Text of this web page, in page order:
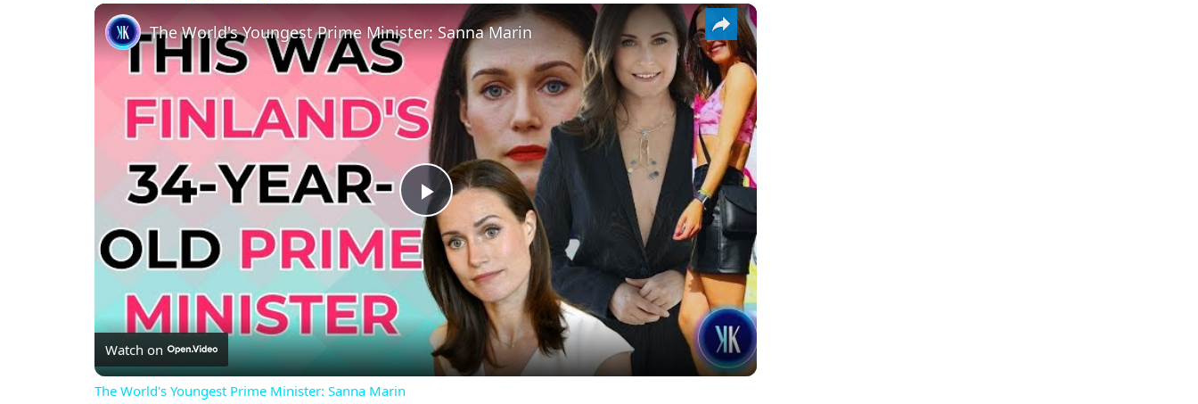
VIDEO
×
PLAY
VIDEO
The World's Youngest Prime Minister: Sanna Marin
Watch on
The World's Youngest Prime Minister: Sanna Marin